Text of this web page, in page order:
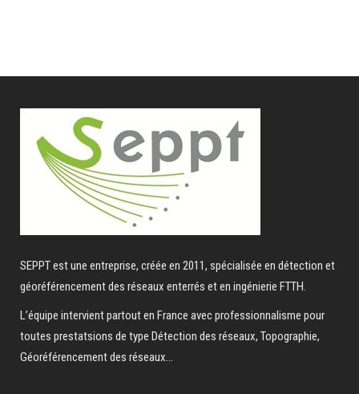
SEPPT est une entreprise, créée en 2011, spécialisée en détection et
géoréférencement des réseaux enterrés et en ingénierie FTTH.
L’équipe intervient partout en France avec professionnalisme pour
toutes prestatsions de type Détection des réseaux, Topographie,
Géoréférencement des réseaux...